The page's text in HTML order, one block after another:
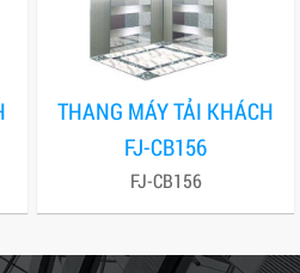
THANG MÁY TẢI KHÁCH
FJ-CB156
FJ-CB156